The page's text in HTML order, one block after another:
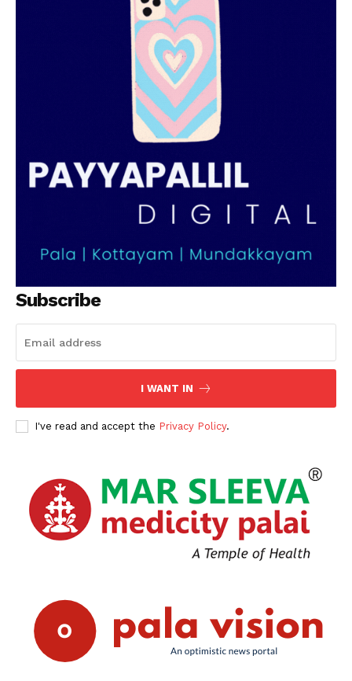
SUBSCRIBE NOW
PALA VISION
Subscription Plans
Subscribe
I WANT IN
I've read and accept the Privacy Policy.